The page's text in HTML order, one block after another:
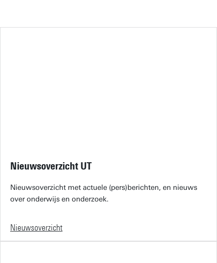
Nieuwsoverzicht UT
Nieuwsoverzicht met actuele (pers)berichten, en nieuws
over onderwijs en onderzoek.
Nieuwsoverzicht